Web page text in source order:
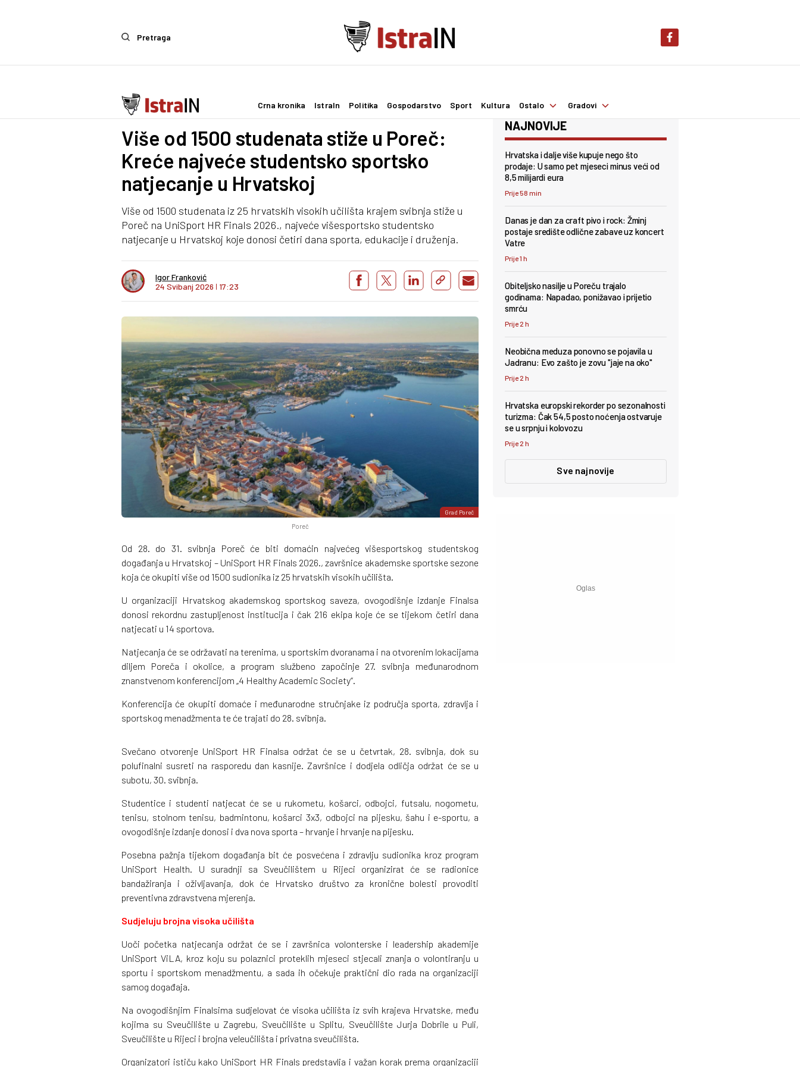
Pretraga
Crna kronika IstraIn Politika Gospodarstvo Sport Kultura Ostalo Gradovi
Sport
Više od 1500 studenata stiže u Poreč:
Kreće najveće studentsko sportsko
natjecanje u Hrvatskoj
Više od 1500 studenata iz 25 hrvatskih visokih učilišta krajem svibnja stiže u
Poreč na UniSport HR Finals 2026., najveće višesportsko studentsko
natjecanje u Hrvatskoj koje donosi četiri dana sporta, edukacije i druženja.
Igor Franković
24 Svibanj 2026 I 17:23
Grad Poreč
Poreč
Od 28. do 31. svibnja Poreč će biti domaćin najvećeg višesportskog studentskog
događanja u Hrvatskoj – UniSport HR Finals 2026., završnice akademske sportske sezone
koja će okupiti više od 1500 sudionika iz 25 hrvatskih visokih učilišta.
U organizaciji Hrvatskog akademskog sportskog saveza, ovogodišnje izdanje Finalsa
donosi rekordnu zastupljenost institucija i čak 216 ekipa koje će se tijekom četiri dana
natjecati u 14 sportova.
Natjecanja će se održavati na terenima, u sportskim dvoranama i na otvorenim lokacijama
diljem Poreča i okolice, a program službeno započinje 27. svibnja međunarodnom
znanstvenom konferencijom „4 Healthy Academic Society“.
Konferencija će okupiti domaće i međunarodne stručnjake iz područja sporta, zdravlja i
sportskog menadžmenta te će trajati do 28. svibnja.
Svečano otvorenje UniSport HR Finalsa održat će se u četvrtak, 28. svibnja, dok su
polufinalni susreti na rasporedu dan kasnije. Završnice i dodjela odličja održat će se u
subotu, 30. svibnja.
Studentice i studenti natjecat će se u rukometu, košarci, odbojci, futsalu, nogometu,
tenisu, stolnom tenisu, badmintonu, košarci 3x3, odbojci na pijesku, šahu i e-sportu, a
ovogodišnje izdanje donosi i dva nova sporta – hrvanje i hrvanje na pijesku.
Posebna pažnja tijekom događanja bit će posvećena i zdravlju sudionika kroz program
UniSport Health. U suradnji sa Sveučilištem u Rijeci organizirat će se radionice
bandažiranja i oživljavanja, dok će Hrvatsko društvo za kronične bolesti provoditi
preventivna zdravstvena mjerenja.
Sudjeluju brojna visoka učilišta
Uoči početka natjecanja održat će se i završnica volonterske i leadership akademije
UniSport ViLA, kroz koju su polaznici proteklih mjeseci stjecali znanja o volontiranju u
sportu i sportskom menadžmentu, a sada ih očekuje praktični dio rada na organizaciji
samog događaja.
Na ovogodišnjim Finalsima sudjelovat će visoka učilišta iz svih krajeva Hrvatske, među
kojima su Sveučilište u Zagrebu, Sveučilište u Splitu, Sveučilište Jurja Dobrile u Puli,
Sveučilište u Rijeci i brojna veleučilišta i privatna sveučilišta.
Organizatori ističu kako UniSport HR Finals predstavlja i važan korak prema organizaciji
NAJNOVIJE
Hrvatska i dalje više kupuje nego što
prodaje: U samo pet mjeseci minus veći od
8,5 milijardi eura
Prije 58 min
Danas je dan za craft pivo i rock: Žminj
postaje središte odlične zabave uz koncert
Vatre
Prije 1 h
Obiteljsko nasilje u Poreču trajalo
godinama: Napadao, ponižavao i prijetio
smrću
Prije 2 h
Neobična meduza ponovno se pojavila u
Jadranu: Evo zašto je zovu "jaje na oko"
Prije 2 h
Hrvatska europski rekorder po sezonalnosti
turizma: Čak 54,5 posto noćenja ostvaruje
se u srpnju i kolovozu
Prije 2 h
Sve najnovije